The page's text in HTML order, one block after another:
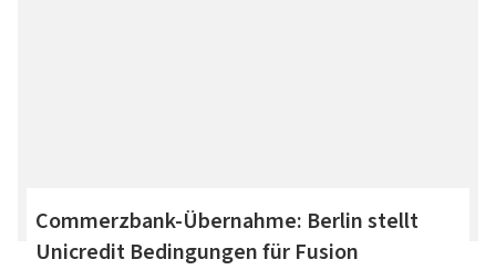
Commerzbank-Übernahme: Berlin stellt
Unicredit Bedingungen für Fusion